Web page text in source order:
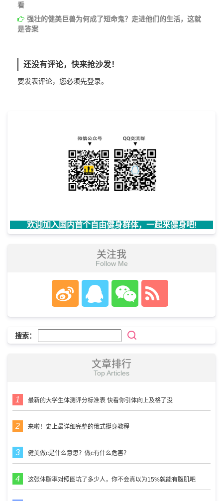
看
强壮的健美巨兽为何成了短命鬼？走进他们的生活，这就
是答案
还没有评论，快来抢沙发！
要发表评论，您必须先登录。
欢迎加入国内首个自由健身群体，一起来健身吧!
关注我
Follow Me
搜索：
文章排行
Top Articles
最新的大学生体测评分标准表 快看你引体向上及格了没
来啦！史上最详细完整的俄式挺身教程
健美做c是什么意思？做c有什么危害？
这张体脂率对照图坑了多少人，你不会真以为15%就能有腹肌吧